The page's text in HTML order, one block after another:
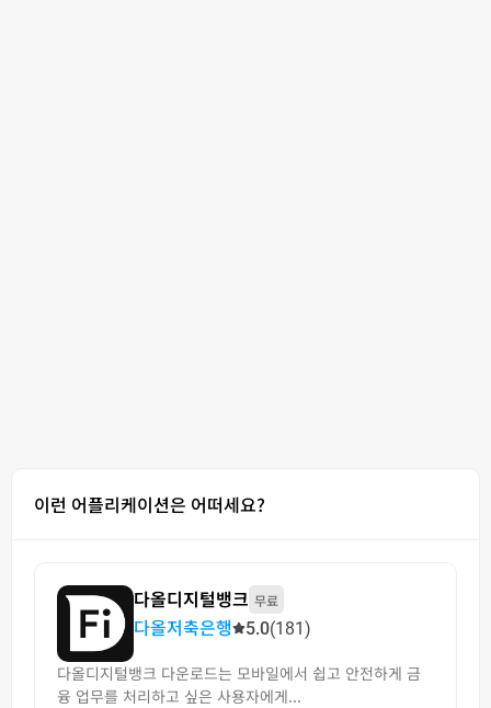
이런 어플리케이션은 어떠세요?
다올디지털뱅크 무료
다올저축은행 5.0(181)
다올디지털뱅크 다운로드는 모바일에서 쉽고 안전하게 금
융 업무를 처리하고 싶은 사용자에게...